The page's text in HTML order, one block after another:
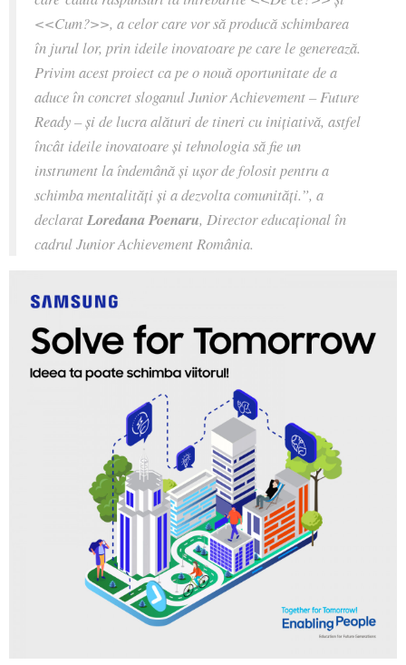
<<Cum?>>, a celor care vor să producă schimbarea
în jurul lor, prin ideile inovatoare pe care le generează.
Privim acest proiect ca pe o nouă oportunitate de a
aduce în concret sloganul Junior Achievement – Future
Ready – și de lucra alături de tineri cu inițiativă, astfel
încât ideile inovatoare și tehnologia să fie un
instrument la îndemână și ușor de folosit pentru a
schimba mentalități și a dezvolta comunități.”, a
declarat Loredana Poenaru, Director educațional în
cadrul Junior Achievement România.